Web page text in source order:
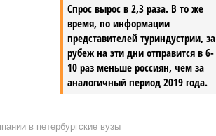
Спрос вырос в 2,3 раза. В то же
время, по информации
представителей туриндустрии, за
рубеж на эти дни отправится в 6-
10 раз меньше россиян, чем за
аналогичный период 2019 года.
в петербургские вузы